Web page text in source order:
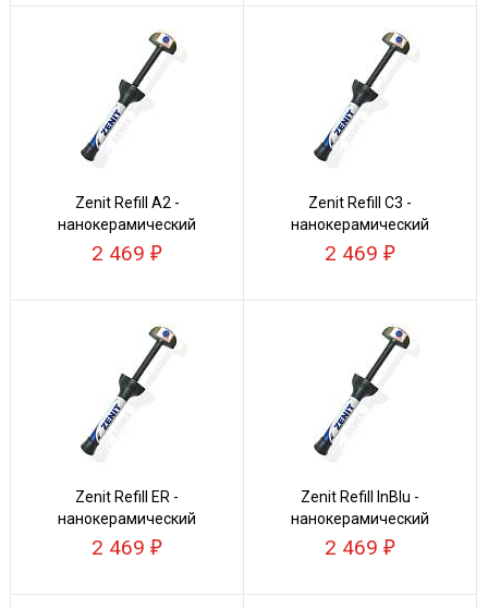
Zenit Refill А2 -
нанокерамический
композит
2 469
Zenit Refill C3 -
нанокерамический
композит
2 469
Zenit Refill ER -
нанокерамический
композит
2 469
Zenit Refill InBlu -
нанокерамический
композит
2 469